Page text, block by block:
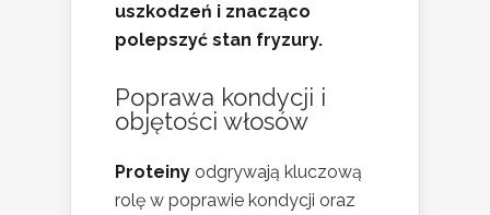
uszkodzeń i znacząco
polepszyć stan fryzury.
Poprawa kondycji i
objętości włosów
Proteiny odgrywają kluczową
rolę w poprawie kondycji oraz